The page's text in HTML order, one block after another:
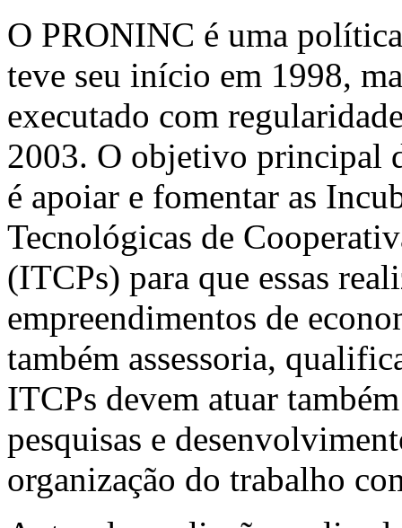
O PRONINC é uma
teve seu início em 1998,
executado com
2003. O objetivo principal
é apoiar e fomentar as
Tecnológicas de
(ITCPs) para que essas
empreendimentos de
também assessoria,
ITCPs devem atuar
pesquisas e
organização do trabalho